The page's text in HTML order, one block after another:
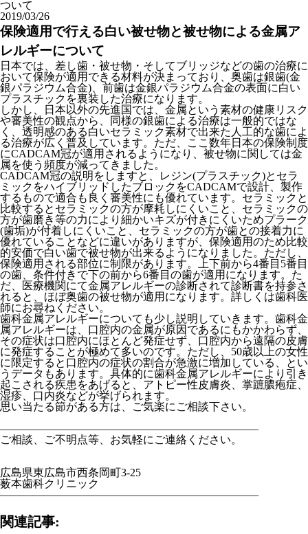
ついて
2019/03/26
保険適用で行える白い被せ物と被せ物による金属ア
レルギーについて
日本では、差し歯・被せ物・そしてブリッジなどの歯の治療に
おいて保険が適用できる材料が決まっており、奥歯は銀歯(金
銀パラジウム合金)、前歯は金銀パラジウム合金の表面に白い
プラスチックを裏装した治療になります。
しかし、日本以外の先進国では、金属という素材の健康リスク
や審美性の観点から、同様の銀歯による治療は一般的ではな
く、透明感のある白いセラミック素材で出来た人工的な歯によ
る治療が広く普及しています。ただ、ここ数年日本の保険制度
にCADCAM冠が適用されるようになり、被せ物に関しては金
属を使う頻度が減ってきました。
CADCAM冠の説明をしますと、レジン(プラスチック)とセラ
ミックをハイブリッドしたブロックをCADCAMで設計、製作
するもので適合も良く審美性にも優れています。セラミックと
比較するとセラミックの方が摩耗しにくいこと、セラミックの
方が歯磨き等の力により細かいキズが付きにくいためプラーク
(歯垢)が付着しにくいこと、セラミックの方が歯との接着力に
優れていることなどに違いがありますが、保険適用のため比較
的安価で白い歯で被せ物が出来るようになりました。ただし、
保険適用される部位に制限があります。上下前から4番目5番目
の歯、条件付きで下の前から6番目の歯が適用になります。た
だ、医療機関にて金属アレルギーの診断されて診断書を持参さ
れると、ほぼ奥歯の被せ物が適用になります。詳しくは歯科医
師にお尋ねください。
歯科金属アレルギーについても少し説明していきます。歯科金
属アレルギーは、口腔内の金属が原因であるにもかかわらず、
その症状は口腔内にほとんど発症せず、口腔内から遠隔の皮膚
に発症することが極めて多いのです。ただし、50歳以上の女性
に限定すると口腔内の症状の割合が急激に増加している、とい
うデータもあります。具体的に歯科金属アレルギーにより引き
起こされる疾患をあげると、アトピー性皮膚炎、掌蹠膿疱症、
湿疹、口内炎などが挙げられます。
思い当たる節がある方は、ご気楽にご相談下さい。
———————————————————————–
ご相談、ご不明点等、お気軽にご連絡ください。
広島県東広島市西条岡町3-25
薮本歯科クリニック
———————————————————————–
関連記事: